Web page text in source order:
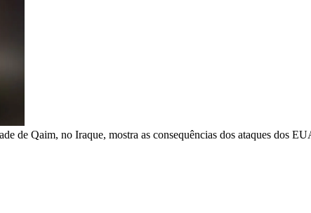
de Qaim, no Iraque, mostra as consequências dos ataques dos